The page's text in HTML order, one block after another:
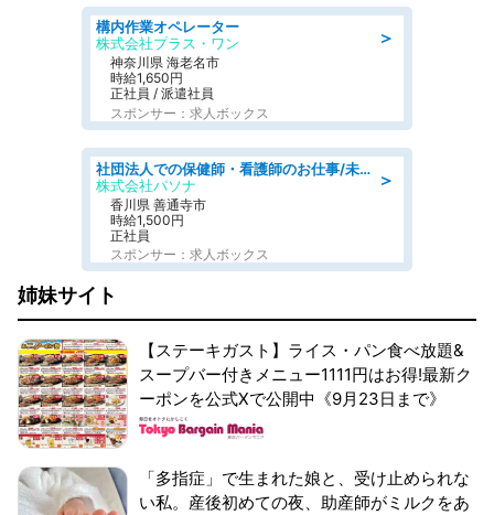
＞
構内作業オペレーター
株式会社プラス・ワン
神奈川県 海老名市
時給1,650円
正社員 / 派遣社員
スポンサー：求人ボックス
＞
社団法人での保健師・看護師のお仕事/未経験OK/要資格:普通免許、保健師、正看護師
株式会社パソナ
香川県 善通寺市
時給1,500円
正社員
スポンサー：求人ボックス
姉妹サイト
【ステーキガスト】ライス・パン食べ放題&
スープバー付きメニュー1111円はお得!最新ク
ーポンを公式Xで公開中《9月23日まで》
「多指症」で生まれた娘と、受け止められな
い私。産後初めての夜、助産師がミルクをあ